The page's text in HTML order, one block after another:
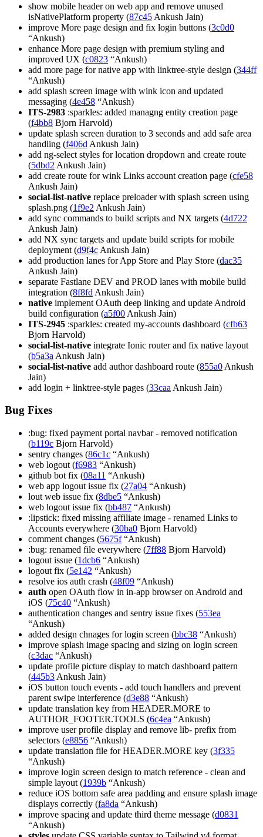
show mobile header on web app and remove unused
isNativePlatform property (87c45 Ankush Jain)
improve More page design and fix login buttons (3c0d0
“Ankush)
enhance More page design with premium styling and
improved UX (c0823 “Ankush)
add more page for native app with linktree-style design (344ff
“Ankush)
add splash screen image with wink icon and updated
messaging (4e458 “Ankush)
ITS-2983 :sparkles: added managng entity creation page
(f4bb8 Bjorn Harvold)
update splash screen duration to 3 seconds and add safe area
handling (f406d Ankush Jain)
add ng-select styles for location dropdown and create route
(5dbd2 Ankush Jain)
add create route for wink Links account creation page (cfe58
Ankush Jain)
social-list-native replace preloader with splash screen using
splash.png (1f9e2 Ankush Jain)
add sync commands to build scripts and NX targets (4d722
Ankush Jain)
add NX sync targets and update build scripts for mobile
deployment (d9f4c Ankush Jain)
add production lanes for App Store and Play Store (dac35
Ankush Jain)
separate Fastlane DEV and PROD lanes with mobile build
integration (8f8fd Ankush Jain)
native implement OAuth deep linking and update Android
build configuration (a5f00 Ankush Jain)
ITS-2945 :sparkles: created my-accounts dashboard (cfb63
Bjorn Harvold)
social-list-native integrate Ionic router and fix native layout
(b5a3a Ankush Jain)
social-list-native add author dashboard route (855a0 Ankush
Jain)
add login + linktree-style pages (33caa Ankush Jain)
Bug Fixes
:bug: fixed payment portal navbar - removed notification
(b119c Bjorn Harvold)
sentry changes (86c1c “Ankush)
web logout (f6983 “Ankush)
github bot fix (08a11 “Ankush)
web app logout issue fix (27a04 “Ankush)
lout web issue fix (8dbe5 “Ankush)
web logout issue fix (bb487 “Ankush)
:lipstick: fixed missing affiliate image - renamed Links to
Accounts everywhere (30ba0 Bjorn Harvold)
comment changes (5675f“Ankush)
:bug: renamed file everywhere (7ff88 Bjorn Harvold)
logout issue (1dcb6 “Ankush)
logout fix (5e142 “Ankush)
resolve ios auth crash (48f09 “Ankush)
auth open OAuth flow in in-app browser on Android and
iOS (75c40 “Ankush)
authentication changes and sentry issue fixes (553ea
“Ankush)
added design chnages for login screen (bbc38 “Ankush)
improve splash image spacing and sizing on login screen
(c3dac “Ankush)
update profile picture display to match dashboard pattern
(445b3 Ankush Jain)
iOS button touch events - add touch handlers and prevent
parent swipe interference (d3e88 “Ankush)
update translation key from HEADER.MORE to
AUTHOR_FOOTER.TOOLS (6c4ea “Ankush)
improve user profile display and remove lib- prefix from
selectors (e8856 “Ankush)
update translation file for HEADER.MORE key (3f335
“Ankush)
improve login screen design to match reference - clean and
simple layout (1939b “Ankush)
reduce iOS bottom safe area padding and ensure splash image
displays correctly (fa8da “Ankush)
improve spacing and update third theme message (d0831
“Ankush)